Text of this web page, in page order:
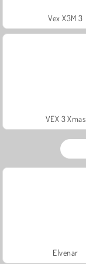
Vex X3M 3
VEX 3 Xmas
Elvenar